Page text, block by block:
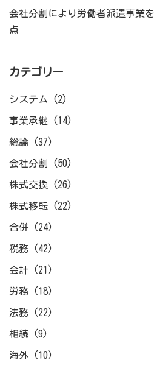
会社分割により労働者派遣事業
点
カテゴリー
システム (2)
事業承継 (14)
総論 (37)
会社分割 (50)
株式交換 (26)
株式移転 (22)
合併 (24)
税務 (42)
会計 (21)
労務 (18)
法務 (22)
相続 (9)
海外 (10)